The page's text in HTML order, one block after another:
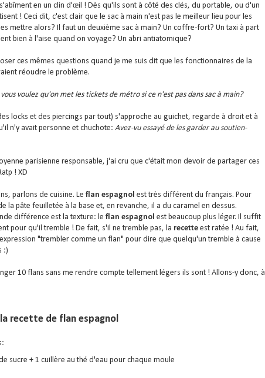
en un clin d'œil ! Dès qu'ils sont à côté des clés, du portable, ou d'un
! Ceci dit, c'est clair que le sac à main n'est pas le meilleur lieu pour les
mettre alors? Il faut un deuxième sac à main? Un coffre-fort? Un taxi à part
bien à l'aise quand on voyage? Un abri antiatomique?
ces mêmes questions quand je me suis dit que les fonctionnaires de la
réoudre le problème.
vous voulez qu'on met les tickets de métro si ce n'est pas dans sac à main?
locks et des piercings par tout) s'approche au guichet, regarde à droit et à
n'y avait personne et chuchote: Avez-vu essayé de les garder au soutien-
parisienne responsable, j'ai cru que c'était mon devoir de partager ces
! XD
parlons de cuisine. Le flan espagnol est très différent du français. Pour
la pâte feuilletée à la base et, en revanche, il a du caramel en dessus.
différence est la texture: le flan espagnol est beaucoup plus léger. Il suffit
pour qu'il tremble ! De fait, s'il ne tremble pas, la recette est ratée ! Au fait,
"trembler comme un flan" pour dire que quelqu'un tremble à cause
:)
10 flans sans me rendre compte tellement légers ils sont ! Allons-y donc, à
recette de flan espagnol
sucre + 1 cuillère au thé d'eau pour chaque moule